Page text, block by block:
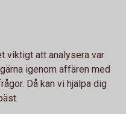
viktigt att analysera var
igenom affären med
Då kan vi hjälpa dig